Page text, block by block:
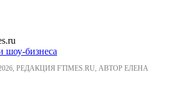
шоу-бизнеса
РЕДАКЦИЯ FTIMES.RU, АВТОР ЕЛЕНА